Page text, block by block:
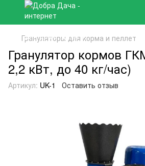
Грануляторы для корма и пеллет
Гранулятор кормов
2,2 кВт, до 40 кг/час)
Артикул: UK-1 Оставить отзыв